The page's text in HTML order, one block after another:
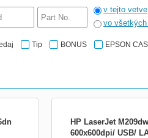
v tejto vetve
vo
Tip BONUS EPSON
HP LaserJet
600x600dpi/ USB/